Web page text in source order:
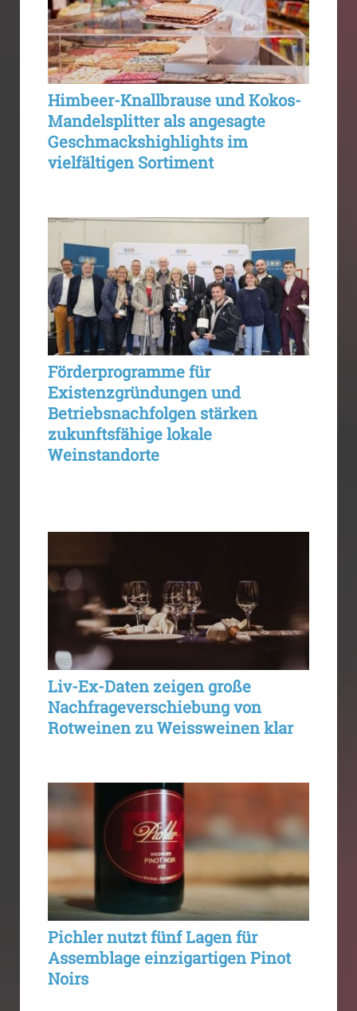
Himbeer-Knallbrause und Kokos-
Mandelsplitter als angesagte
Geschmackshighlights im
vielfältigen Sortiment
Förderprogramme für
Existenzgründungen und
Betriebsnachfolgen stärken
zukunftsfähige lokale
Weinstandorte
Liv-Ex-Daten zeigen große
Nachfrageverschiebung von
Rotweinen zu Weissweinen klar
Pichler nutzt fünf Lagen für
Assemblage einzigartigen Pinot
Noirs